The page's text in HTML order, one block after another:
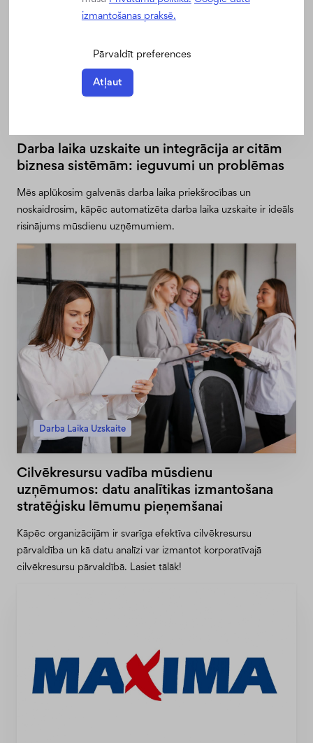
Darba laika uzskaite un integrācija ar citām
biznesa sistēmām: ieguvumi un problēmas
Mēs aplūkosim galvenās darba laika priekšrocības un
noskaidrosim, kāpēc automatizēta darba laika uzskaite ir ideāls
risinājums mūsdienu uzņēmumiem.
Darba Laika Uzskaite
Cilvēkresursu vadība mūsdienu
uzņēmumos: datu analītikas izmantošana
stratēģisku lēmumu pieņemšanai
Kāpēc organizācijām ir svarīga efektīva cilvēkresursu
pārvaldība un kā datu analīzi var izmantot korporatīvajā
cilvēkresursu pārvaldībā. Lasiet tālāk!
izmantošanas praksē.
Pārvaldīt preferences
Atļaut